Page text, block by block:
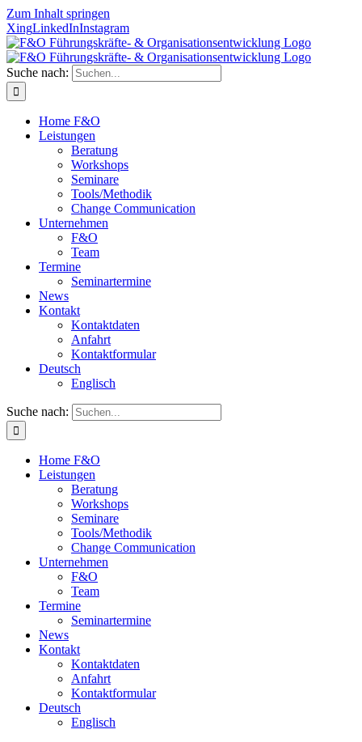
Zum Inhalt springen
XingLinkedInInstagram
Suche nach:
Home F&O
Leistungen
Beratung
Workshops
Seminare
Tools/Methodik
Change Communication
Unternehmen
F&O
Team
Termine
Seminartermine
News
Kontakt
Kontaktdaten
Anfahrt
Kontaktformular
Deutsch
Englisch
Suche nach:
Home F&O
Leistungen
Beratung
Workshops
Seminare
Tools/Methodik
Change Communication
Unternehmen
F&O
Team
Termine
Seminartermine
News
Kontakt
Kontaktdaten
Anfahrt
Kontaktformular
Deutsch
Englisch